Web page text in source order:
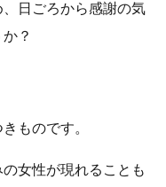
日ごろから感謝の気
？
ものです。
女性が現れることも